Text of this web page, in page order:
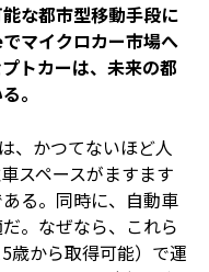
な都市型移動手段に
マイクロカー市場へ
トカーは、未来の都
。
、かつてないほど人
スペースがますます
る。同時に、自動車
。なぜなら、これら
歳から取得可能）で運